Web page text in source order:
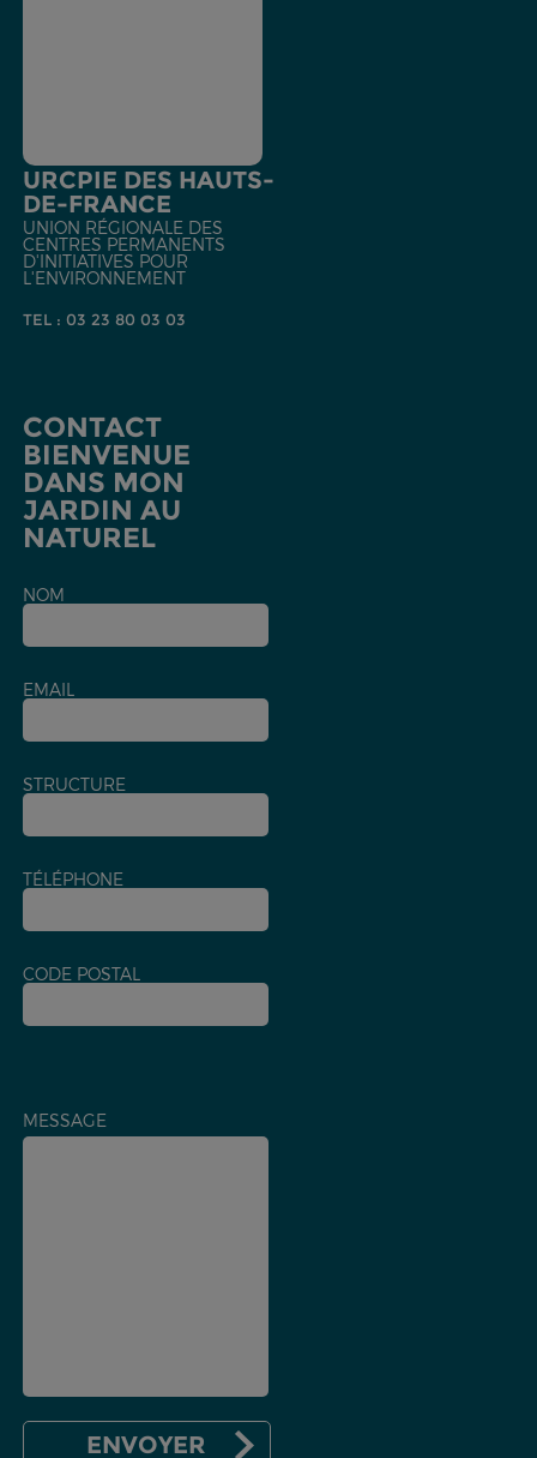
URCPIE DES HAUTS-
DE-FRANCE
UNION RÉGIONALE DES
CENTRES PERMANENTS
D'INITIATIVES POUR
L'ENVIRONNEMENT
TEL : 03 23 80 03 03
CONTACT
BIENVENUE
DANS MON
JARDIN AU
NATUREL
NOM
EMAIL
STRUCTURE
TÉLÉPHONE
CODE POSTAL
MESSAGE